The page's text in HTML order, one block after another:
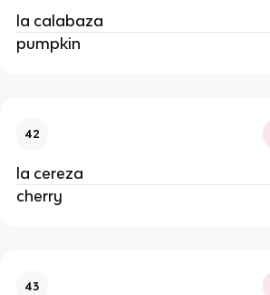
la calabaza
pumpkin
42
la cereza
cherry
43